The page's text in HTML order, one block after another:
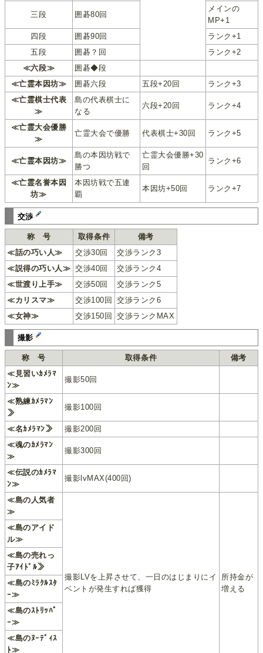
三段 囲碁80回
メインの
MP+1
四段
囲碁90回
ランク+1
五段
囲碁？回
ランク+2
≪六段≫
囲碁◆段
≪亡霊本因坊≫
囲碁六段 五段+20回
ランク+3
≪亡霊棋士代表
≫
島の代表棋士に
なる
六段+20回 ランク+4
≪亡霊大会優勝
≫
亡霊大会で優勝 代表棋士+30回 ランク+5
≪亡霊本因坊≫
島の本因坊戦で
勝つ
亡霊大会優勝+30
回
ランク+6
≪亡霊名誉本因
坊≫
本因坊戦で五連
覇
本因坊+50回 ランク+7
交渉
称 号 取得条件
備考
≪話の巧い人≫
交渉30回
交渉ランク3
≪説得の巧い人≫ 交渉40回
交渉ランク4
≪世渡り上手≫
交渉50回
交渉ランク5
≪カリスマ≫
交渉100回 交渉ランク6
≪女神≫
交渉150回 交渉ランクMAX
撮影
称 号 取得条件
備考
≪見習いｶﾒﾗﾏ
ﾝ≫
撮影50回
≪熟練ｶﾒﾗﾏﾝ
≫
撮影100回
≪名ｶﾒﾗﾏﾝ≫
撮影200回
≪魂のｶﾒﾗﾏﾝ
≫
撮影300回
≪伝説のｶﾒﾗﾏ
ﾝ≫
撮影lvMAX(400回)
≪島の人気者
≫
撮影LVを上昇させて、一日のはじまりにイ
ベントが発生すれば獲得
所持金が
増える
≪島のアイド
ル≫
≪島の売れっ
子ｱｲﾄﾞﾙ≫
≪島のﾐﾗｸﾙｽﾀ
ｰ≫
≪島のｽﾄﾘｯﾊﾟ
ｰ≫
≪島のﾇｰﾃﾞｨｽ
ﾄ≫